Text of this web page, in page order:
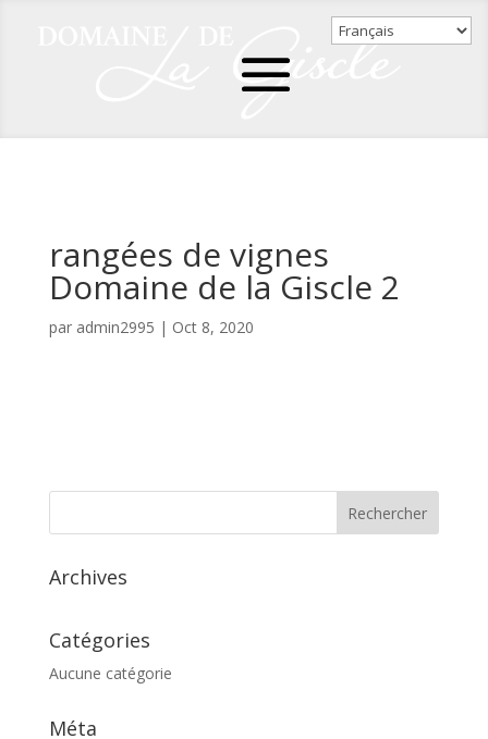
rangées de vignes
Domaine de la Giscle 2
par admin2995 | Oct 8, 2020
Archives
Catégories
Aucune catégorie
Méta